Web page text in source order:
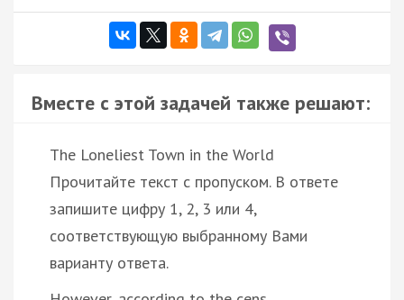
Вместе с этой задачей также решают:
The Loneliest Town in the World
Прочитайте текст с пропуском. В ответе
запишите цифру 1, 2, 3 или 4,
соответствующую выбранному Вами
варианту ответа.